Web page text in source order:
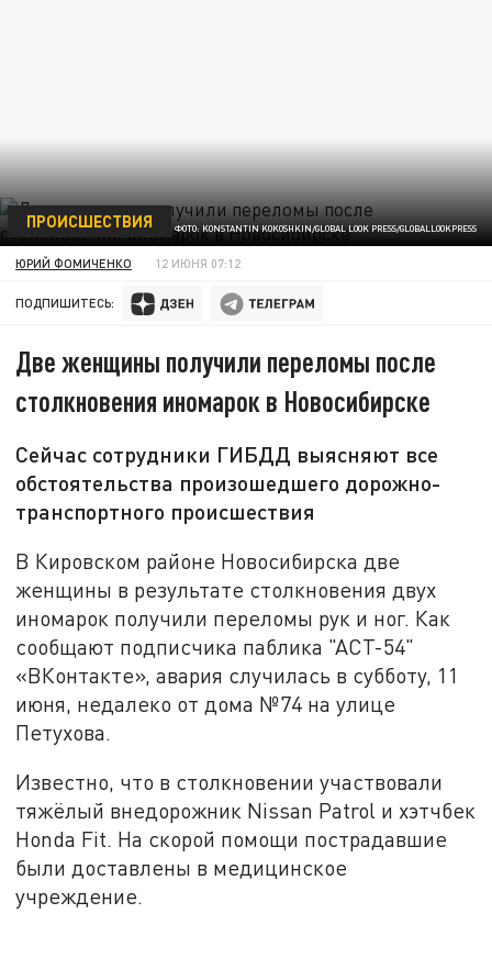
ФОТО: KONSTANTIN KOKOSHKIN/GLOBAL LOOK PRESS/GLOBALLOOKPRESS
ПРОИСШЕСТВИЯ
ЮРИЙ ФОМИЧЕНКО 12 ИЮНЯ 07:12
ПОДПИШИТЕСЬ:
Две женщины получили переломы после
столкновения иномарок в Новосибирске
Сейчас сотрудники ГИБДД выясняют все
обстоятельства произошедшего дорожно-
транспортного происшествия
В Кировском районе Новосибирска две
женщины в результате столкновения двух
иномарок получили переломы рук и ног. Как
сообщают подписчика паблика "АСТ-54"
«ВКонтакте», авария случилась в субботу, 11
июня, недалеко от дома №74 на улице
Петухова.
Известно, что в столкновении участвовали
тяжёлый внедорожник Nissan Patrol и хэтчбек
Honda Fit. На скорой помощи пострадавшие
были доставлены в медицинское
учреждение.